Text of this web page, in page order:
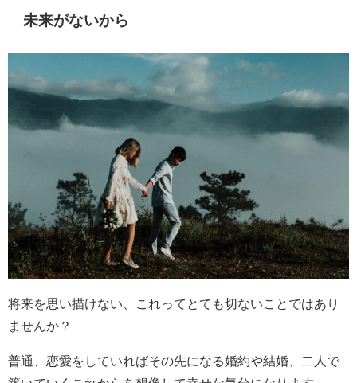
未来がないから
将来を思い描けない、これってとても切ないことではあり
ませんか？
普通、恋愛をしていればその先になる婚約や結婚、二人で